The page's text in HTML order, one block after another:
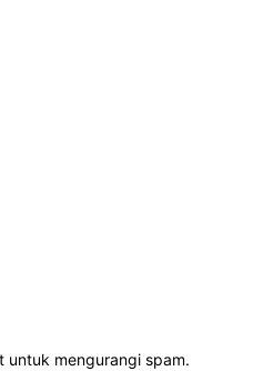
untuk mengurangi spam.